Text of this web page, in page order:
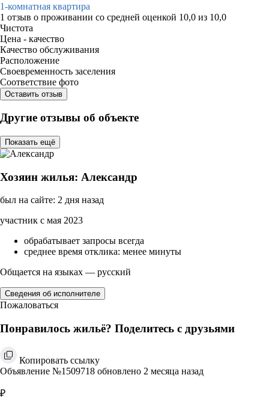
1-комнатная квартира
1 отзыв о проживании со средней оценкой 10,0 из 10,0
Чистота
Цена - качество
Качество обслуживания
Расположение
Своевременность заселения
Соответствие фото
Оставить отзыв
Другие отзывы об объекте
Показать ещё
Хозяин жилья: Александр
был на сайте: 2 дня назад
участник с мая 2023
обрабатывает запросы всегда
среднее время отклика: менее минуты
Общается на языках — русский
Сведения об исполнителе
Пожаловаться
Понравилось жильё? Поделитесь с друзьями
Копировать ссылку
Объявление №1509718 обновлено 2 месяца назад
₽